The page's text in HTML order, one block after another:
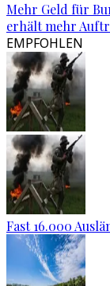
Mehr Geld für
erhält mehr
EMPFOHLEN
Fast 16.000